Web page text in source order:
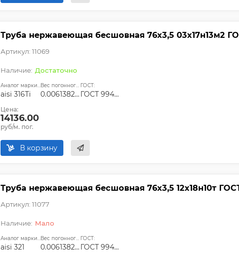
Труба нержавеющая бесшовная 76х3,5 03х17н13м2
Артикул: 11069
Достаточно
Аналог марки стали:
aisi 316Ti
Вес погонного метра, т.:
0.0061382125
ГОСТ:
ГОСТ 9940-81, ГОСТ 9941-81, ГОСТ 24030-80, ГОСТ 10498-82
Цена:
14136.00
руб/м. пог.
В корзину
Труба нержавеющая бесшовная 76х3,5 12х18н10т
Артикул: 11077
Мало
Аналог марки стали:
aisi 321
Вес погонного метра, т.:
0.0061382125
ГОСТ:
ГОСТ 9940-81, ГОСТ 9941-81, ГОСТ 24030-80, ГОСТ 10498-82